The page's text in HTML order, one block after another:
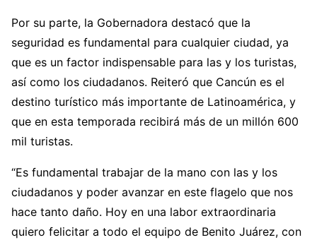
Por su parte, la Gobernadora destacó que la
seguridad es fundamental para cualquier ciudad, ya
que es un factor indispensable para las y los turistas,
así como los ciudadanos. Reiteró que Cancún es el
destino turístico más importante de Latinoamérica, y
que en esta temporada recibirá más de un millón 600
mil turistas.
“Es fundamental trabajar de la mano con las y los
ciudadanos y poder avanzar en este flagelo que nos
hace tanto daño. Hoy en una labor extraordinaria
quiero felicitar a todo el equipo de Benito Juárez, con